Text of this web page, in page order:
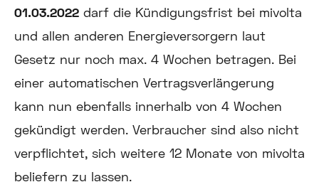
01.03.2022 darf die Kündigungsfrist bei mivolta
und allen anderen Energieversorgern laut
Gesetz nur noch max. 4 Wochen betragen. Bei
einer automatischen Vertragsverlängerung
kann nun ebenfalls innerhalb von 4 Wochen
gekündigt werden. Verbraucher sind also nicht
verpflichtet, sich weitere 12 Monate von mivolta
beliefern zu lassen.